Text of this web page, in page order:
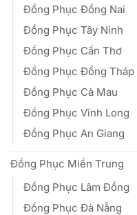
Đồng Phục Đồng Nai
Đồng Phục Tây Ninh
Đồng Phục Cần Thơ
Đồng Phục Đồng Tháp
Đồng Phục Cà Mau
Đồng Phục Vĩnh Long
Đồng Phục An Giang
Đồng Phục Miền Trung
Đồng Phục Lâm Đồng
Đồng Phục Đà Nẵng